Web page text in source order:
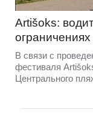
Artišoks:
В связи с
фестиваля
Центрального